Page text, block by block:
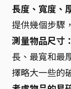
長度、寬度、
提供幾個步驟
測量物品尺寸：
長、最寬和最
擇略大一些的